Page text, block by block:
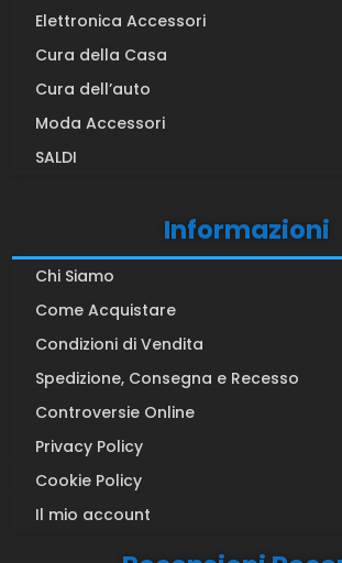
Elettronica Accessori
Cura della Casa
Cura dell’auto
Moda Accessori
SALDI
Informazioni
Chi Siamo
Come Acquistare
Condizioni di Vendita
Spedizione, Consegna e Recesso
Controversie Online
Privacy Policy
Cookie Policy
Il mio account